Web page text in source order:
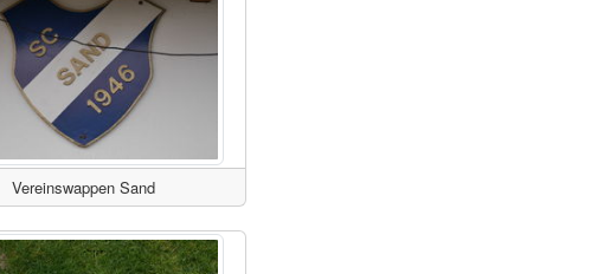
Vereinswappen Sand